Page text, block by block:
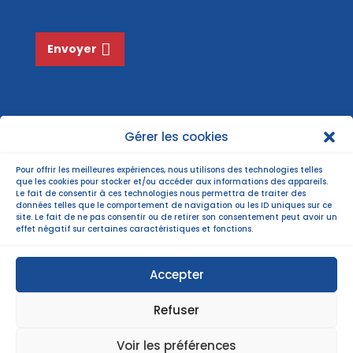
Gérer les cookies
Pour offrir les meilleures expériences, nous utilisons des technologies telles
que les cookies pour stocker et/ou accéder aux informations des appareils.
Le fait de consentir à ces technologies nous permettra de traiter des
données telles que le comportement de navigation ou les ID uniques sur ce
site. Le fait de ne pas consentir ou de retirer son consentement peut avoir un
effet négatif sur certaines caractéristiques et fonctions.
Accepter
Refuser
Voir les préférences
Envoyer